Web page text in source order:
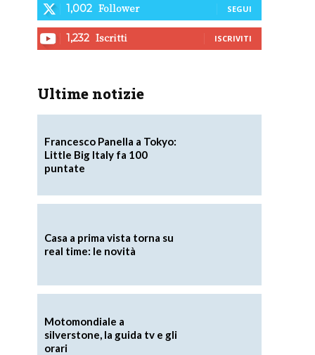
1,002 Follower SEGUI
1,232 Iscritti ISCRIVITI
Ultime notizie
Francesco Panella a Tokyo:
Little Big Italy fa 100
puntate
Casa a prima vista torna su
real time: le novità
Motomondiale a
silverstone, la guida tv e gli
orari